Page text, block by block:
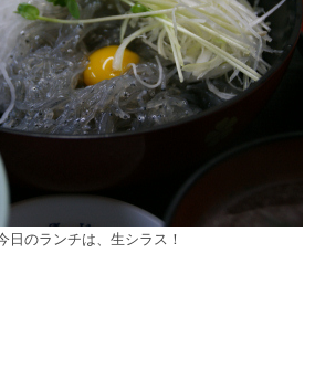
日のランチは、生シラス！